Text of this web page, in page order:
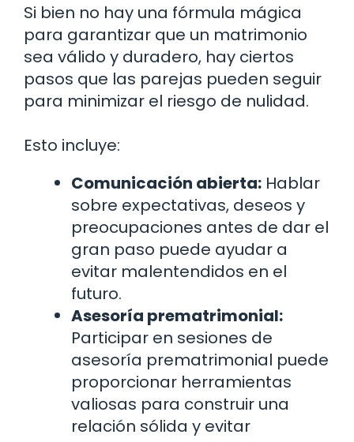
Si bien no hay una fórmula mágica
para garantizar que un matrimonio
sea válido y duradero, hay ciertos
pasos que las parejas pueden seguir
para minimizar el riesgo de nulidad.
Esto incluye:
Comunicación abierta: Hablar
sobre expectativas, deseos y
preocupaciones antes de dar el
gran paso puede ayudar a
evitar malentendidos en el
futuro.
Asesoría prematrimonial:
Participar en sesiones de
asesoría prematrimonial puede
proporcionar herramientas
valiosas para construir una
relación sólida y evitar